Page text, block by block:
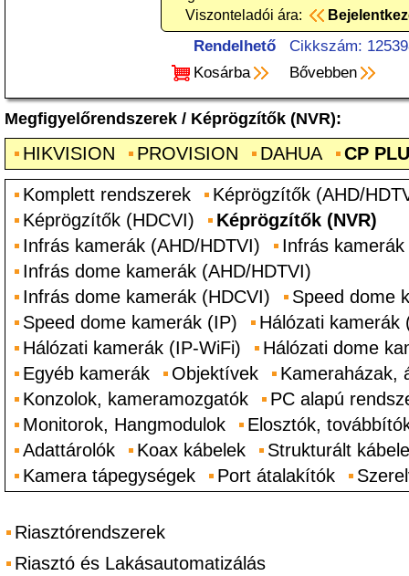
Viszonteladói ára:
Rendelhető
Cikkszám:
Kosárba
Bővebben
Megfigyelőrendszerek / Képrögzítők (NVR):
HIKVISION PROVISION DAHUA CP
Komplett rendszerek
Képrögzítők (AHD/
Képrögzítők (HDCVI)
Képrögzítők (NVR)
Infrás kamerák (AHD/HDTVI)
Infrás
Infrás dome kamerák (AHD/HDTVI)
Infrás dome kamerák (HDCVI)
Speed dome
Speed dome kamerák (IP)
Hálózati kamerák
Hálózati kamerák (IP-WiFi)
Hálózati dome
Egyéb kamerák
Objektívek
Kameraházak,
Konzolok, kameramozgatók
PC alapú
Monitorok, Hangmodulok
Elosztók,
Adattárolók
Koax kábelek
Strukturált
Kamera tápegységek
Port átalakítók
Riasztórendszerek
Riasztó és Lakásautomatizálás